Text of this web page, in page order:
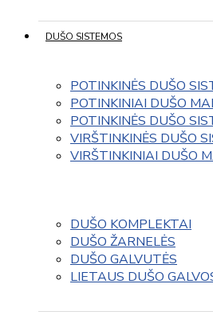
DUŠO SISTEMOS
POTINKINĖS DUŠO
POTINKINIAI DUŠO
POTINKINĖS DUŠO
VIRŠTINKINĖS DUŠO
VIRŠTINKINIAI DUŠO
DUŠO KOMPLEKTAI
DUŠO ŽARNELĖS
DUŠO GALVUTĖS
LIETAUS DUŠO